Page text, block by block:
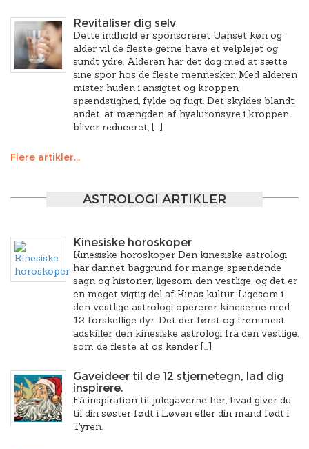
Revitaliser dig selv
Dette indhold er sponsoreret Uanset køn og
alder vil de fleste gerne have et velplejet og
sundt ydre. Alderen har det dog med at sætte
sine spor hos de fleste mennesker. Med alderen
mister huden i ansigtet og kroppen
spændstighed, fylde og fugt. Det skyldes blandt
andet, at mængden af hyaluronsyre i kroppen
bliver reduceret, […]
Flere artikler...
ASTROLOGI ARTIKLER
Kinesiske horoskoper
Kinesiske horoskoper Den kinesiske astrologi
har dannet baggrund for mange spændende
sagn og historier, ligesom den vestlige, og det er
en meget vigtig del af Kinas kultur. Ligesom i
den vestlige astrologi opererer kineserne med
12 forskellige dyr. Det der først og fremmest
adskiller den kinesiske astrologi fra den vestlige,
som de fleste af os kender […]
Gaveideer til de 12 stjernetegn, lad dig
inspirere.
Få inspiration til julegaverne her, hvad giver du
til din søster født i Løven eller din mand født i
Tyren.